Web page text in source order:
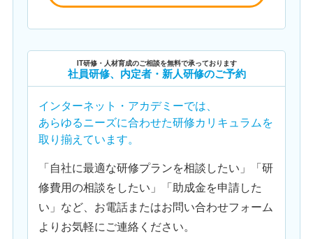
IT研修・人材育成のご相談を無料で承っております
社員研修、内定者・新人研修のご予約
インターネット・アカデミーでは、
あらゆるニーズに合わせた研修カリキュラムを
取り揃えています。
「自社に最適な研修プランを相談したい」「研
修費用の相談をしたい」「助成金を申請した
い」など、お電話またはお問い合わせフォーム
よりお気軽にご連絡ください。